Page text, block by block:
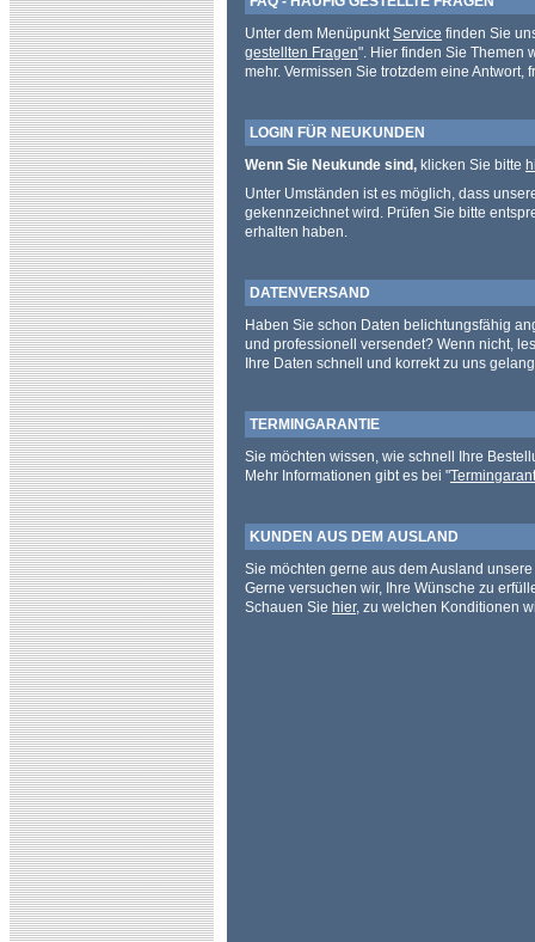
Unter dem MenüpunktService finden Sie
gestellten Fragen". Hier finden Sie Themen
mehr. Vermissen Sie trotzdem eine
LOGIN FÜR NEUKUNDEN
Wenn Sie Neukunde sind, klicken Sie bitte
Unter Umständen ist es möglich, dass
gekennzeichnet wird. Prüfen Sie bitte
erhalten haben.
DATENVERSAND
Haben Sie schon Daten belichtungsfähig
und professionell versendet? Wenn nicht,
Ihre Daten schnell und korrekt zu uns
TERMINGARANTIE
Sie möchten wissen, wie schnell Ihre
Mehr Informationen gibt es bei "
KUNDEN AUS DEM AUSLAND
Sie möchten gerne aus dem Ausland
Gerne versuchen wir, Ihre Wünsche zu
Schauen Sie hier, zu welchen Konditionen